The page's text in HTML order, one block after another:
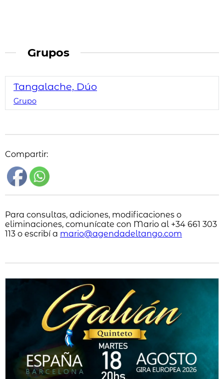
Grupos
Tangalache, Dúo
Grupo
Compartir:
Para consultas, adiciones, modificaciones o
eliminaciones, comunícate con Mario al +34 661 303
113 o escribí a mario@agendadeltango.com